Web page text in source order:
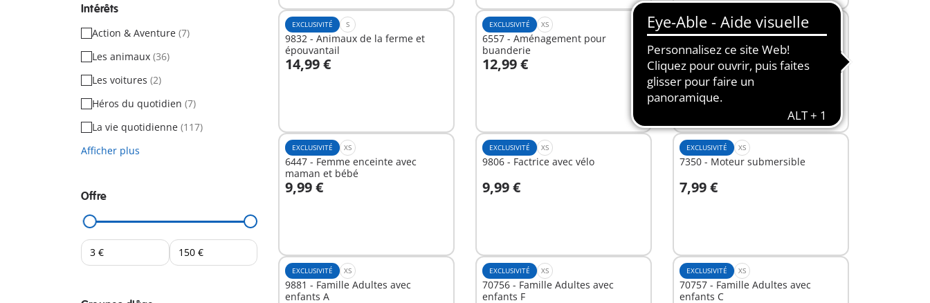
Intérêts
Action & Aventure (7)
Les animaux (36)
Les voitures (2)
Héros du quotidien (7)
La vie quotidienne (117)
Afficher plus
Offre
EXCLUSIVITÉ S
9832 - Animaux de la ferme et
épouvantail
14,99 €
Au panier
EXCLUSIVITÉ XS
6557 - Aménagement pour
buanderie
12,99 €
Au panier
EXCLUSIVITÉ XS
6530 - Famille Huizer avec enfants
10,99 €
Au panier
EXCLUSIVITÉ XS
6447 - Femme enceinte avec
maman et bébé
9,99 €
Au panier
EXCLUSIVITÉ XS
9806 - Factrice avec vélo
9,99 €
Au panier
EXCLUSIVITÉ XS
7350 - Moteur submersible
7,99 €
Au panier
EXCLUSIVITÉ XS
9881 - Famille Adultes avec
enfants A
EXCLUSIVITÉ XS
70756 - Famille Adultes avec
enfants F
EXCLUSIVITÉ XS
70757 - Famille Adultes avec
enfants C